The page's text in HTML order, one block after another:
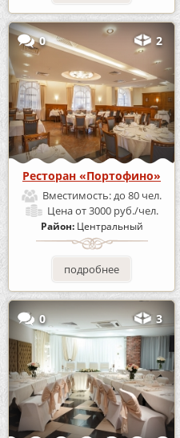
0 2
Ресторан «Портофино»
Вместимость:до 80 чел.
Ценаот 3000 руб./чел.
Район: Центральный
подробнее
0 3